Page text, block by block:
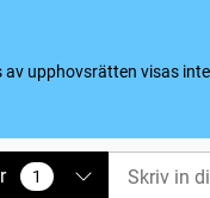
upphovsrätten visas
1
vald